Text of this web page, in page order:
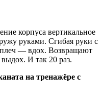
корпуса вертикальное
руками. Сгибая руки с
плеч — вдох. Возвращают
И так 20 раз.
на тренажёре с